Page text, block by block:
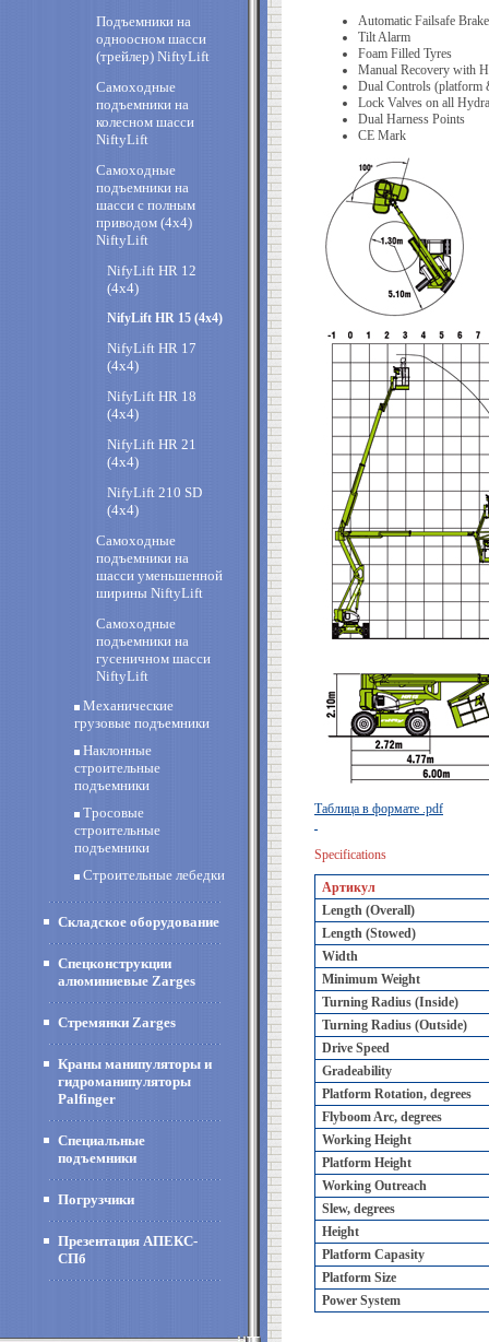
Подъемники на
одноосном шасси
(трейлер) NiftyLift
Самоходные
подъемники на
колесном шасси
NiftyLift
Самоходные
подъемники на
шасси с полным
приводом (4х4)
NiftyLift
NifyLift HR 12
(4x4)
NifyLift HR 15 (4x4)
NifyLift HR 17
(4x4)
NifyLift HR 18
(4x4)
NifyLift HR 21
(4x4)
NifyLift 210 SD
(4x4)
Самоходные
подъемники на
шасси уменьшенной
ширины NiftyLift
Самоходные
подъемники на
гусеничном шасси
NiftyLift
Механические
грузовые подъемники
Наклонные
строительные
подъемники
Тросовые
строительные
подъемники
Строительные лебедки
Складское оборудование
Спецконструкции
алюминиевые Zarges
Стремянки Zarges
Краны манипуляторы и
гидроманипуляторы
Palfinger
Специальные
подъемники
Погрузчики
Презентация АПЕКС-
СПб
Automatic Failsafe
Tilt Alarm
Foam Filled Tyres
Manual Recovery with
Dual Controls (platform
Lock Valves on all
Dual Harness Points
CE Mark
Таблица в формате .pdf
Specifications
Артикул
Length (Overall)
Length (Stowed)
Width
Minimum Weight
Turning Radius (Inside)
Turning Radius (Outside)
Drive Speed
Gradeability
Platform Rotation, degrees
Flyboom Arc, degrees
Working Height
Platform Height
Working Outreach
Slew, degrees
Height
Platform Capasity
Platform Size
Power System